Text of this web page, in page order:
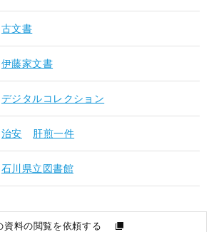
古文書
伊藤家文書
デジタルコレクション
治安 肝煎一件
石川県立図書館
資料の閲覧を依頼する